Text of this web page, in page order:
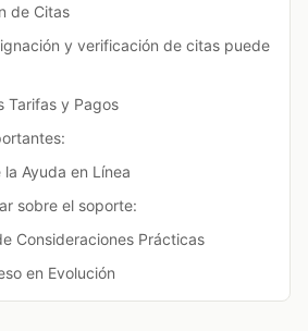
de Citas
y verificación de citas puede
Tarifas y Pagos
Ayuda en Línea
sobre el soporte:
Consideraciones Prácticas
en Evolución